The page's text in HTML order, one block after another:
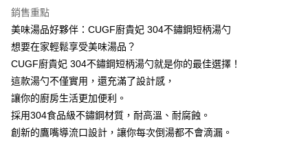
２．便利：只要手機號碼，簡訊認證，即可結帳。
３．安心：先確認商品／服務後，再付款。
【「AFTEE先享後付」結帳流程】
１．於結帳方式選擇「AFTEE先享後付」後，將跳轉至「AFTEE先享後付」
２．訂單成立數日內，您將收到繳費通知簡訊。
３．收到繳費通知簡訊後14天內，點擊此簡訊中的連結，可透過四大超商／
ATM／網路銀行／等多元方式進行付款，方視為交易完成。
※ 請注意：結帳手續完成當下不需立刻繳費，但若您需要取消訂單，請聯絡
購買商品的店家。未經商家同意取消之訂單仍視為有效，需透過AFTEE先享
運送方式
全家取貨付款
每筆NT$60，滿NT$499(含以上)免運費
每筆NT$60，滿NT$499(含以上)免運費
7-11取貨(快速到店)
每筆NT$115
銷售重點
美味湯品好夥伴：CUGF廚貴妃 304不鏽鋼短柄湯勺
想要在家輕鬆享受美味湯品？
CUGF廚貴妃 304不鏽鋼短柄湯勺就是你的最佳選擇！
這款湯勺不僅實用，還充滿了設計感，
讓你的廚房生活更加便利。
採用304食品級不鏽鋼材質，耐高溫、耐腐蝕。
創新的鷹嘴導流口設計，讓你每次倒湯都不會滴漏。